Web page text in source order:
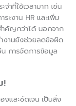
ำที่ใช้เวลามาก เช่น
ะงาน HR และเพิ่ม
ำคัญกว่าได้ นอกจาก
งานยังช่วยลดข้อผิด
การจัดการข้อมูล
!
และชัดเจน เป็นสิ่ง